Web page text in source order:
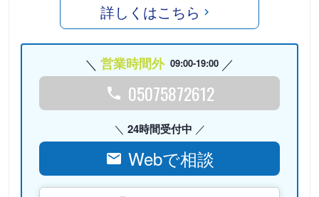
詳しくはこちら
営業時間外 09:00-19:00
05075872612
24時間受付中
Webで相談